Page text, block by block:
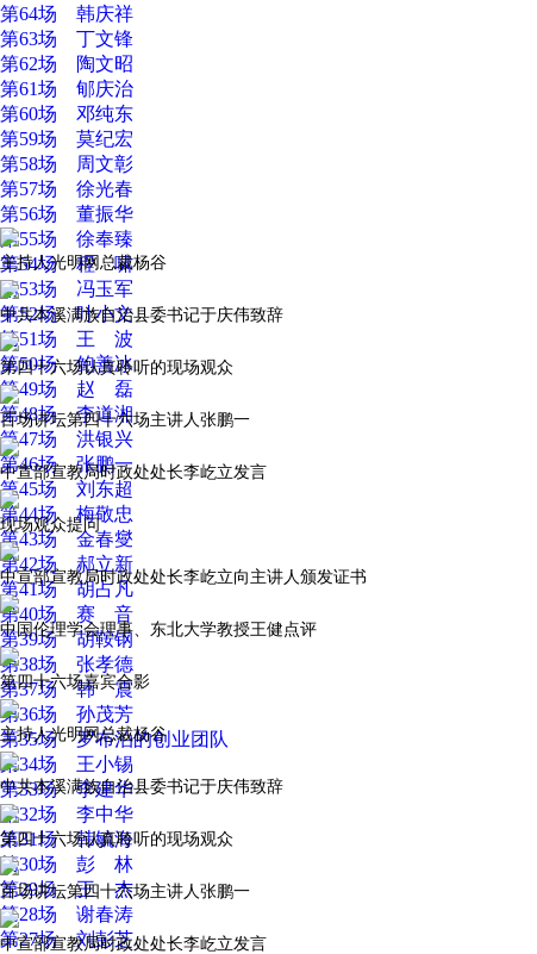
第64场 韩庆祥
第63场 丁文锋
第62场 陶文昭
第61场 郇庆治
第60场 邓纯东
第59场 莫纪宏
第58场 周文彰
第57场 徐光春
第56场 董振华
第55场 徐奉臻
第54场 程 啸
第53场 冯玉军
第52场 叶小文
第51场 王 波
第50场 鲍善冰
第49场 赵 磊
第48场 李道湘
第47场 洪银兴
第46场 张鹏一
第45场 刘东超
第44场 梅敬忠
第43场 金春燮
第42场 郝立新
第41场 胡占凡
第40场 赛 音
第39场 胡鞍钢
第38场 张孝德
第37场 韩 震
第36场 孙茂芳
第35场 罗布泊的创业团队
第34场 王小锡
第33场 李建华
第32场 李中华
第31场 韩毓海
第30场 彭 林
第29场 王 杰
第28场 谢春涛
第27场 刘彭芝
主持人光明网总裁杨谷
中共本溪满族自治县委书记于庆伟致辞
第四十六场认真聆听的现场观众
百场讲坛第四十六场主讲人张鹏一
中宣部宣教局时政处处长李屹立发言
现场观众提问
中宣部宣教局时政处处长李屹立向主讲人颁发证书
中国伦理学会理事、东北大学教授王健点评
第四十六场嘉宾合影
主持人光明网总裁杨谷
中共本溪满族自治县委书记于庆伟致辞
第四十六场认真聆听的现场观众
百场讲坛第四十六场主讲人张鹏一
中宣部宣教局时政处处长李屹立发言